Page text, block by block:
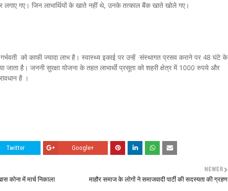
लगाए गए। जिन लाभार्थियों के खाते नहीं थे, उनके तत्काल बैंक खाते खोले गए।
को काफी ज्यादा लाभ है। स्वास्थ्य इकाई पर उन्हें संस्थागत प्रसव कराने पर 48 घंटे के
जाता है। जननी सुरक्षा योजना के तहत लाभार्थी प्रसूता को शहरी क्षेत्र में 1000 रुपये और
है ।
Twitter Google+
NEWER
माहौर समाज के लोगों ने समाजवादी पार्टी की सदस्यता की ग्रहण
कोना में मार्च निकाला